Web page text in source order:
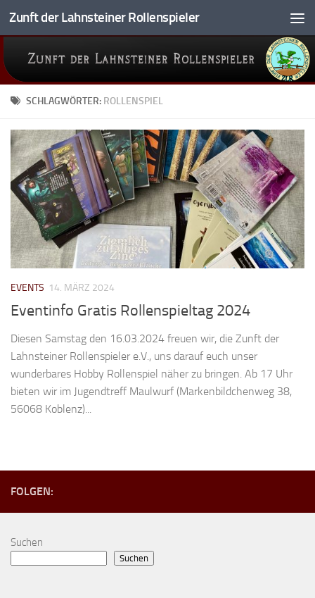
Zum Inhalt springen
Zunft der Lahnsteiner Rollenspieler
SCHLAGWÖRTER: ROLLENSPIEL
EVENTS 14. MÄRZ 2024
Eventinfo Gratis Rollenspieltag 2024
Diesen Samstag den 16.03.2024 freuen wir, die Zunft der
Lahnsteiner Rollenspieler e.V., uns darauf euch unser
wunderbares Hobby Rollenspiel näher zu bringen. Ab 17 Uhr
bieten wir im Jugendtreff Maulwurf (Markenbildchenweg 38,
56068 Koblenz)...
FOLGEN:
Suchen
Suchen